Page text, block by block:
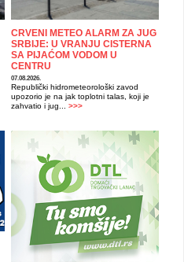
CRVENI METEO ALARM ZA JUG
SRBIJE: U VRANJU CISTERNA
SA PIJAĆOM VODOM U
CENTRU
07.08.2026.
Republički hidrometeorološki zavod
upozorio je na jak toplotni talas, koji je
zahvatio i jug... >>>